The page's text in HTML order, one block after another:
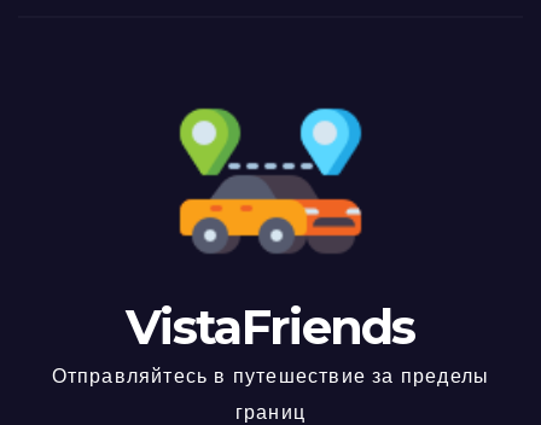
VistaFriends
Отправляйтесь в путешествие за пределы
границ